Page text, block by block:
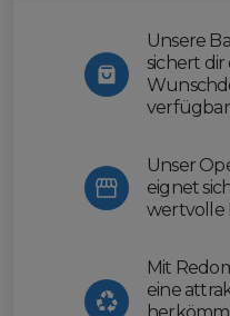
Unsere
sichert dir
Unser
eignet
wertvolle
Mit
eine